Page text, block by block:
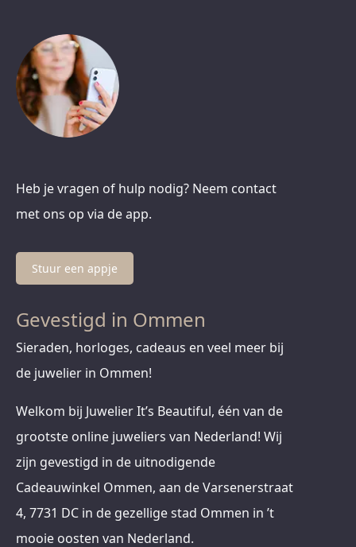
Heb je vragen of hulp nodig? Neem contact
met ons op via de app.
Stuur een appje
Gevestigd in Ommen
Sieraden, horloges, cadeaus en veel meer bij
de juwelier in Ommen!
Welkom bij Juwelier It’s Beautiful, één van de
grootste online juweliers van Nederland! Wij
zijn gevestigd in de uitnodigende
Cadeauwinkel Ommen, aan de Varsenerstraat
4, 7731 DC in de gezellige stad Ommen in ’t
mooie oosten van Nederland.